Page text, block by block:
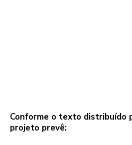
Conforme o texto distribuído
projeto prevê: